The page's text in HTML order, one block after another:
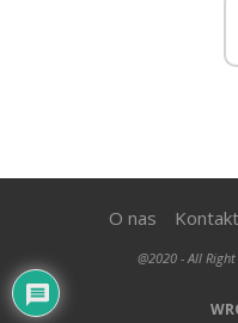
O nas Kontakt
@2020 - All Right